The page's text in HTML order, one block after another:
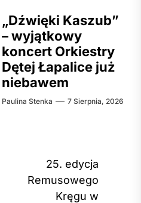
„Dźwięki Kaszub”
– wyjątkowy
koncert Orkiestry
Dętej Łapalice już
niebawem
Paulina Stenka 7 Sierpnia, 2026
25. edycja
Remusowego
Kręgu w